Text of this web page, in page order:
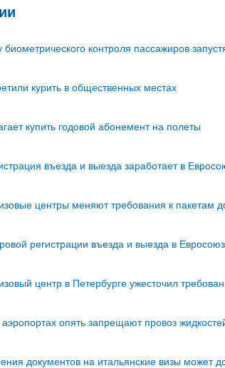
контроля пассажиров
курить в общественных местах
купить годовой абонемент на полеты
въезда и выезда заработает в
центры меняют требования к пакетам
регистрации въезда и выезда в
центр в Петербурге ужесточил
опять запрещают провоз
документов на итальянские визы может